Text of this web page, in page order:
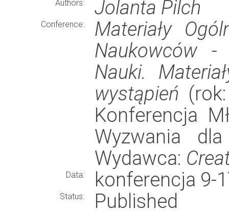
Authors: Jolanta Pilch
Conference:
Materiały
Naukowców -
Nauki.
wystąpień
Konferencja
Wyzwania
Wydawca:
Data: konferencja 9-
Status: Published